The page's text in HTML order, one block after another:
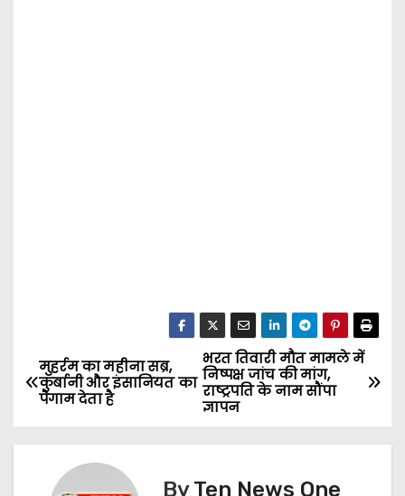
P
o
s
भरत तिवारी मौत मामले में
निष्पक्ष जांच की मांग,
राष्ट्रपति के नाम सौंपा
ज्ञापन
मुहर्रम का महीना सब्र,
कुर्बानी और इंसानियत का
पैगाम देता है
ByTen News One